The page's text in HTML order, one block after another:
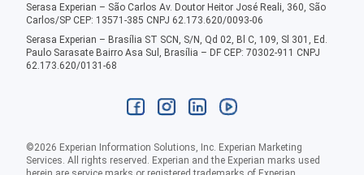
Serasa Experian – São Carlos Av. Doutor Heitor José Reali, 360, São
Carlos/SP CEP: 13571-385 CNPJ 62.173.620/0093-06
Serasa Experian – Brasília ST SCN, S/N, Qd 02, Bl C, 109, Sl 301, Ed.
Paulo Sarasate Bairro Asa Sul, Brasília – DF CEP: 70302-911 CNPJ
62.173.620/0131-68
©2026 Experian Information Solutions, Inc. Experian Marketing
Services. All rights reserved. Experian and the Experian marks used